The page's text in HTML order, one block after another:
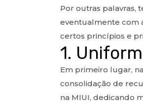
Por outras palavras,
eventualmente com
certos princípios e
1.
Em primeiro lugar,
consolidação de
na MIUI, dedicando